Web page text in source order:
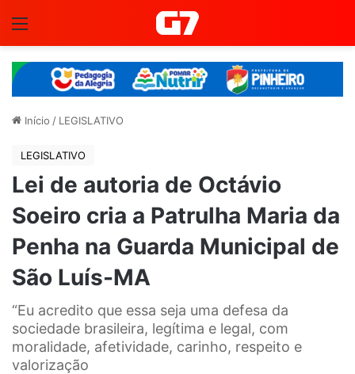
Início / LEGISLATIVO
LEGISLATIVO
Lei de autoria de Octávio
Soeiro cria a Patrulha Maria da
Penha na Guarda Municipal de
São Luís-MA
“Eu acredito que essa seja uma defesa da
sociedade brasileira, legítima e legal, com
moralidade, afetividade, carinho, respeito e
valorização